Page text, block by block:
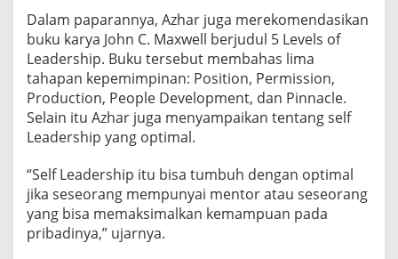
W
A
Y
A
N
G
V
I
I
O
N
E
Dalam paparannya, Azhar juga merekomendasikan
buku karya John C. Maxwell berjudul 5 Levels of
Leadership. Buku tersebut membahas lima
tahapan kepemimpinan: Position, Permission,
Production, People Development, dan Pinnacle.
Selain itu Azhar juga menyampaikan tentang self
Leadership yang optimal.
“Self Leadership itu bisa tumbuh dengan optimal
jika seseorang mempunyai mentor atau seseorang
yang bisa memaksimalkan kemampuan pada
pribadinya,” ujarnya.